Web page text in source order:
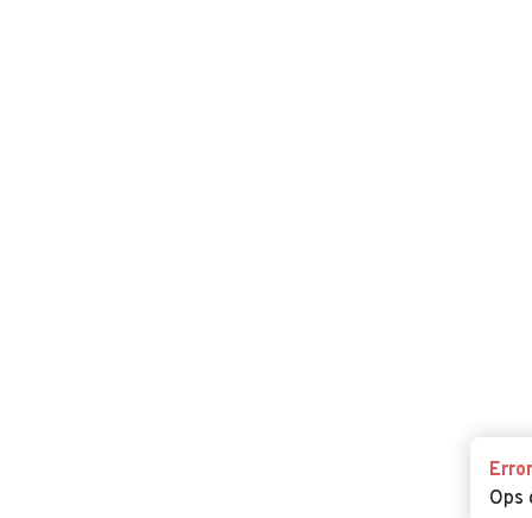
Error
Ops